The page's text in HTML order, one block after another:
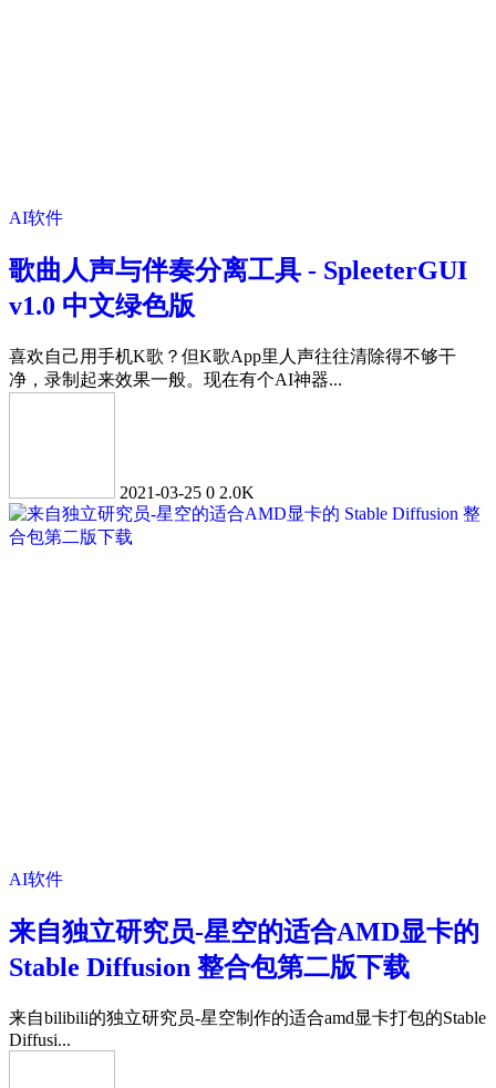
AI软件
歌曲人声与伴奏分离工具 - SpleeterGUI
v1.0 中文绿色版
喜欢自己用手机K歌？但K歌App里人声往往清除得不够干
净，录制起来效果一般。现在有个AI神器...
2021-03-25 0 2.0K
AI软件
来自独立研究员-星空的适合AMD显卡的
Stable Diffusion 整合包第二版下载
来自bilibili的独立研究员-星空制作的适合amd显卡打包的Stable
Diffusi...